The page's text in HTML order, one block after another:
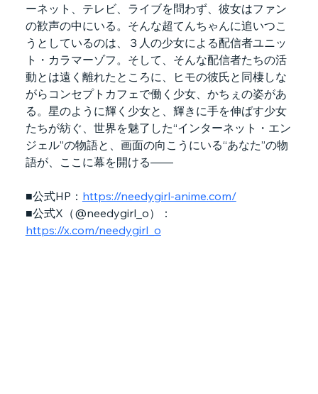
ーネット、テレビ、ライブを問わず、彼女はファン
の歓声の中にいる。そんな超てんちゃんに追いつこ
うとしているのは、３人の少女による配信者ユニッ
ト・カラマーゾフ。そして、そんな配信者たちの活
動とは遠く離れたところに、ヒモの彼氏と同棲しな
がらコンセプトカフェで働く少女、かちぇの姿があ
る。星のように輝く少女と、輝きに手を伸ばす少女
たちが紡ぐ、世界を魅了した“インターネット・エン
ジェル”の物語と、画面の向こうにいる“あなた”の物
語が、ここに幕を開ける――
■公式HP： https://needygirl-anime.com/
■公式X（@needygirl_o）：
https://x.com/needygirl_o